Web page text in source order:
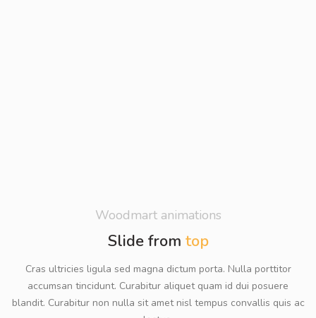
Woodmart animations
Slide from top
Cras ultricies ligula sed magna dictum porta. Nulla porttitor
accumsan tincidunt. Curabitur aliquet quam id dui posuere
blandit. Curabitur non nulla sit amet nisl tempus convallis quis ac